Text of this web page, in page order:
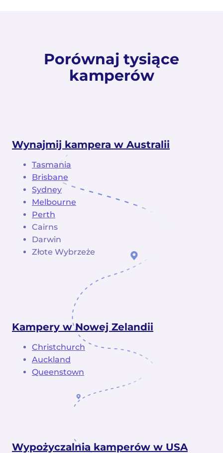
Porównaj tysiące
kamperów
Wynajmij kampera w Australii
Tasmania
Brisbane
Sydney
Melbourne
Perth
Cairns
Darwin
Złote Wybrzeże
Kampery w Nowej Zelandii
Christchurch
Auckland
Queenstown
Wypożyczalnia kamperów w USA